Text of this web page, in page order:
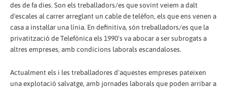
des de fa dies. Son els treballadors/es que sovint veiem a dalt
d'escales al carrer arreglant un cable de telèfon, els que ens venen a
casa a instal·lar una línia. En definitiva, són treballadors/es que la
privatització de Telefònica els 1990's va abocar a ser subrogats a
altres empreses, amb condicions laborals escandaloses.
Actualment els i les treballadores d'aquestes empreses pateixen
una explotació salvatge, amb jornades laborals que poden arribar a